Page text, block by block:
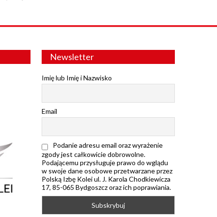
Newsletter
Imię lub Imię i Nazwisko
Email
Podanie adresu email oraz wyrażenie
zgody jest całkowicie dobrowolne.
Podającemu przysługuje prawo do wglądu
w swoje dane osobowe przetwarzane przez
Polską Izbę Kolei ul. J. Karola Chodkiewicza
17, 85-065 Bydgoszcz oraz ich poprawiania.